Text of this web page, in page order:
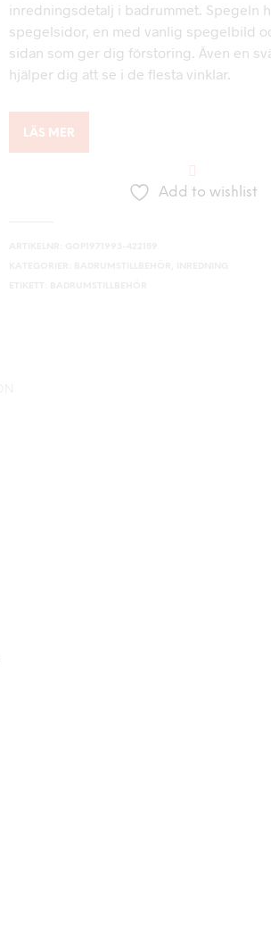
inredningsdetalj i badrummet. Spegeln
spegelsidor, en med vanlig spegelbild
sidan som ger dig förstoring. Även en
hjälper dig att se i de flesta vinklar.
LÄS MER
Add to wishlist